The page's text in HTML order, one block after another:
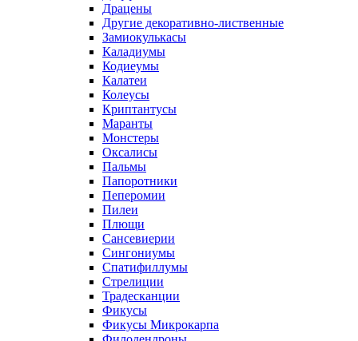
Драцены
Другие декоративно-лиственные
Замиокулькасы
Каладиумы
Кодиеумы
Калатеи
Колеусы
Криптантусы
Маранты
Монстеры
Оксалисы
Пальмы
Папоротники
Пеперомии
Пилеи
Плющи
Сансевиерии
Сингониумы
Спатифиллумы
Стрелиции
Традесканции
Фикусы
Фикусы Микрокарпа